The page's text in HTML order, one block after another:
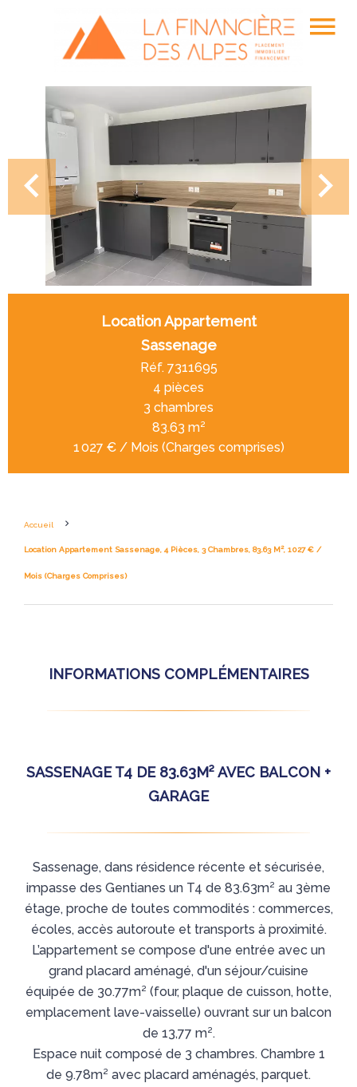
Location Appartement
Sassenage
Réf. 7311695
4 pièces
3 chambres
83.63 m²
1 027 € / Mois (Charges comprises)
Accueil
Location Appartement Sassenage, 4 Pièces, 3 Chambres, 83.63 M², 1 027 € /
Mois (Charges Comprises)
INFORMATIONS COMPLÉMENTAIRES
SASSENAGE T4 DE 83.63M² AVEC BALCON +
GARAGE
Sassenage, dans résidence récente et sécurisée,
impasse des Gentianes un T4 de 83.63m² au 3ème
étage, proche de toutes commodités : commerces,
écoles, accès autoroute et transports à proximité.
L’appartement se compose d'une entrée avec un
grand placard aménagé, d'un séjour/cuisine
équipée de 30.77m² (four, plaque de cuisson, hotte,
emplacement lave-vaisselle) ouvrant sur un balcon
de 13,77 m².
Espace nuit composé de 3 chambres. Chambre 1
de 9.78m² avec placard aménagés, parquet.